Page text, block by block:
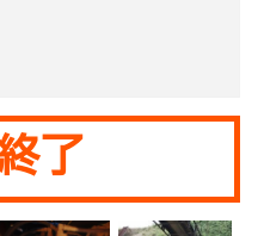
了